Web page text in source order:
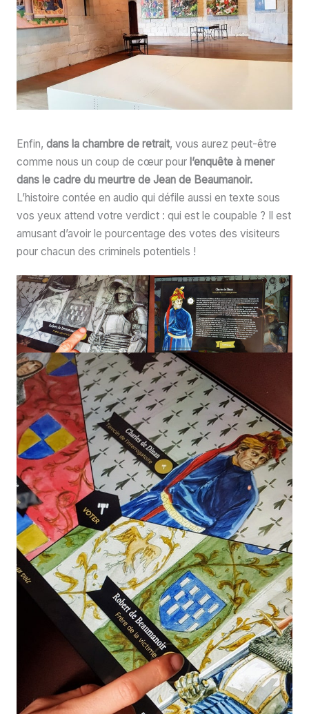
Enfin, dans la chambre de retrait, vous aurez peut-être
comme nous un coup de cœur pour l’enquête à mener
dans le cadre du meurtre de Jean de Beaumanoir.
L’histoire contée en audio qui défile aussi en texte sous
vos yeux attend votre verdict : qui est le coupable ? Il est
amusant d’avoir le pourcentage des votes des visiteurs
pour chacun des criminels potentiels !